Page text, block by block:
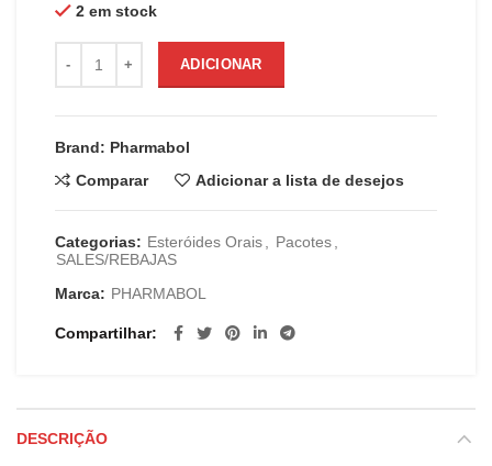
original
era:
€80.00.
é:
€65.00.
2 em stock
ADICIONAR
Brand: Pharmabol
Comparar
Adicionar a lista de desejos
Categorias: Esteróides Orais Pacotes
SALES/REBAJAS
Marca: PHARMABOL
Compartilhar
DESCRIÇÃO